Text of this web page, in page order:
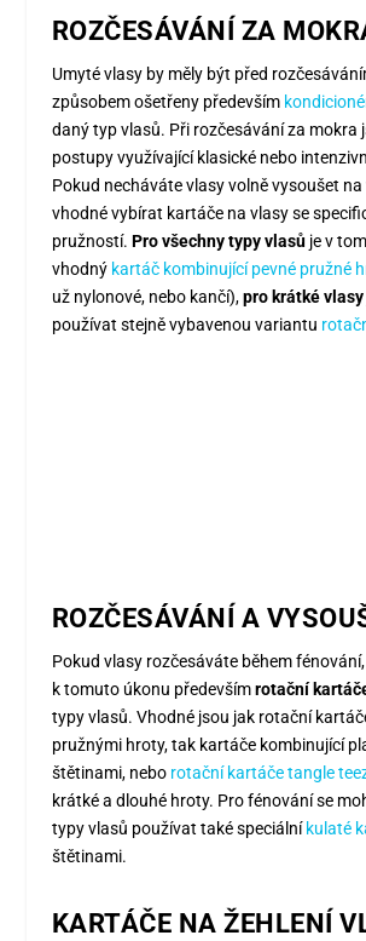
ROZČESÁVÁNÍ ZA
Umyté vlasy by měly být před
způsobem ošetřeny především
daný typ vlasů. Při rozčesávání za mokra
postupy využívající klasické nebo
Pokud necháváte vlasy volně vysoušet na
vhodné vybírat kartáče na vlasy se
pružností. Pro všechny typy vlasůje v
vhodný kartáč kombinující pevné pružné
už nylonové, nebo kančí),pro krátké vlasy
používat stejně vybavenou variantu
ROZČESÁVÁNÍ A
Pokud vlasy rozčesáváte během
k tomuto úkonu předevšímrotační
typy vlasů. Vhodné jsou jak rotační
pružnými hroty, tak kartáče kombinující
štětinami, nebo rotační kartáče tangle
krátké a dlouhé hroty. Pro fénování se
typy vlasů používat také speciální kulaté
štětinami.
KARTÁČE NA ŽEHLENÍ